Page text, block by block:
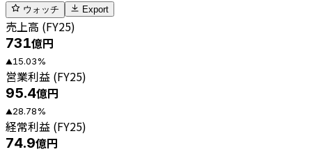
ウォッチ Export
売上高 (FY25)
731億円
▲15.03%
営業利益 (FY25)
95.4億円
▲28.78%
経常利益 (FY25)
74.9億円